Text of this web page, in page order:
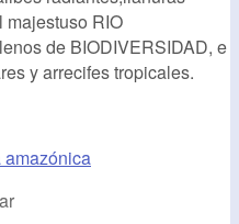
majestuso RIO
de BIODIVERSIDAD, e
y arrecifes tropicales.
amazónica